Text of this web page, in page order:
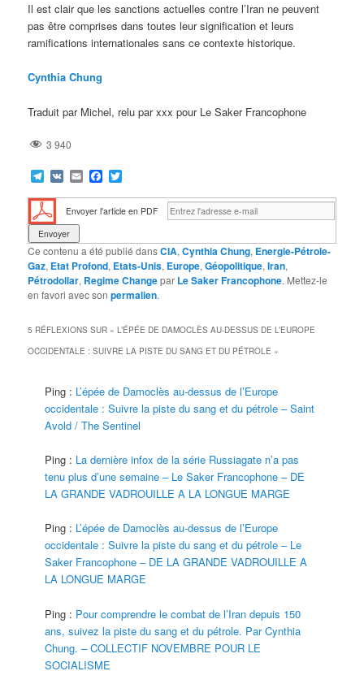
Il est clair que les sanctions actuelles contre l’Iran ne peuvent
pas être comprises dans toutes leur signification et leurs
ramifications internationales sans ce contexte historique.
Cynthia Chung
Traduit par Michel, relu par xxx pour Le Saker Francophone
3 940
Telegram
VK EmailFacebook
Envoyer l'article en PDF
Ce contenu a été publié dansCIA,Cynthia Chung, Energie-Pétrole-
Gaz, Etat Profond, Etats-Unis, Europe,Géopolitique,Iran,
Pétrodollar, Regime Changepar Le Saker Francophone. Mettez-le
en favori avec sonpermalien.
5 RÉFLEXIONS SUR «L’ÉPÉE DE DAMOCLÈS AU-DESSUS DE L’EUROPE
OCCIDENTALE : SUIVRE LA PISTE DU SANG ET DU PÉTROLE »
Ping : L’épée de Damoclès au-dessus de l’Europe
occidentale : Suivre la piste du sang et du pétrole – Saint
Avold / The Sentinel
Ping : La dernière infox de la série Russiagate n’a pas
tenu plus d’une semaine – Le Saker Francophone – DE
LA GRANDE VADROUILLE A LA LONGUE MARGE
Ping : L’épée de Damoclès au-dessus de l’Europe
occidentale : Suivre la piste du sang et du pétrole – Le
Saker Francophone – DE LA GRANDE VADROUILLE A
LA LONGUE MARGE
Ping : Pour comprendre le combat de l’Iran depuis 150
ans, suivez la piste du sang et du pétrole. Par Cynthia
Chung. – COLLECTIF NOVEMBRE POUR LE
SOCIALISME